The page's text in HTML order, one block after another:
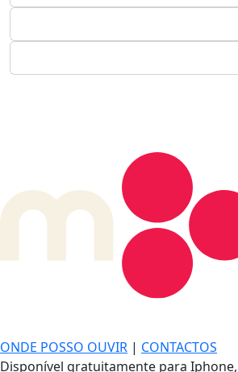
ONDE POSSO OUVIR | CONTACTOS
Disponível gratuitamente para